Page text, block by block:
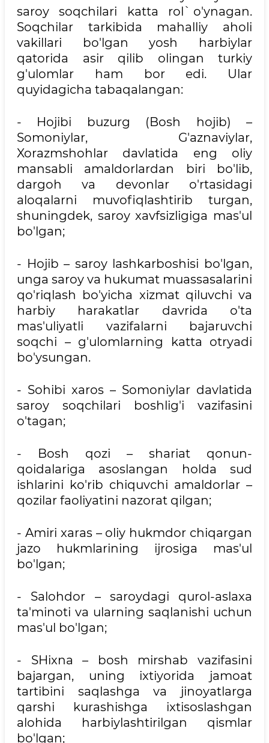
saroy soqchilari katta rol` o'ynagan.
Soqchilar tarkibida mahalliy aholi
vakillari bo'lgan yosh harbiylar
qatorida asir qilib olingan turkiy
g'ulomlar ham bor edi. Ular
quyidagicha tabaqalangan:
- Hojibi buzurg (Bosh hojib) –
Somoniylar, G'aznaviylar,
Xorazmshohlar davlatida eng oliy
mansabli amaldorlardan biri bo'lib,
dargoh va devonlar o'rtasidagi
aloqalarni muvofiqlashtirib turgan,
shuningdek, saroy xavfsizligiga mas'ul
bo'lgan;
- Hojib – saroy lashkarboshisi bo'lgan,
unga saroy va hukumat muassasalarini
qo'riqlash bo'yicha xizmat qiluvchi va
harbiy harakatlar davrida o'ta
mas'uliyatli vazifalarni bajaruvchi
soqchi – g'ulomlarning katta otryadi
bo'ysungan.
- Sohibi xaros – Somoniylar davlatida
saroy soqchilari boshlig'i vazifasini
o'tagan;
- Bosh qozi – shariat qonun-
qoidalariga asoslangan holda sud
ishlarini ko'rib chiquvchi amaldorlar –
qozilar faoliyatini nazorat qilgan;
- Amiri xaras – oliy hukmdor chiqargan
jazo hukmlarining ijrosiga mas'ul
bo'lgan;
- Salohdor – saroydagi qurol-aslaxa
ta'minoti va ularning saqlanishi uchun
mas'ul bo'lgan;
- SHixna – bosh mirshab vazifasini
bajargan, uning ixtiyorida jamoat
tartibini saqlashga va jinoyatlarga
qarshi kurashishga ixtisoslashgan
alohida harbiylashtirilgan qismlar
bo'lgan;